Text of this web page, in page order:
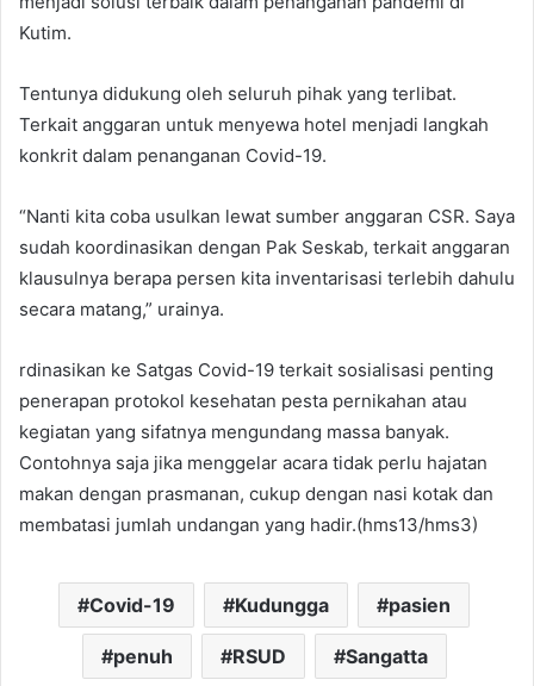
Kutim.
Tentunya didukung oleh seluruh pihak yang terlibat.
Terkait anggaran untuk menyewa hotel menjadi langkah
konkrit dalam penanganan Covid-19.
“Nanti kita coba usulkan lewat sumber anggaran CSR. Saya
sudah koordinasikan dengan Pak Seskab, terkait anggaran
klausulnya berapa persen kita inventarisasi terlebih dahulu
secara matang,” urainya.
rdinasikan ke Satgas Covid-19 terkait sosialisasi penting
penerapan protokol kesehatan pesta pernikahan atau
kegiatan yang sifatnya mengundang massa banyak.
Contohnya saja jika menggelar acara tidak perlu hajatan
makan dengan prasmanan, cukup dengan nasi kotak dan
membatasi jumlah undangan yang hadir.(hms13/hms3)
Covid-19 Kudungga pasien
penuh RSUD Sangatta